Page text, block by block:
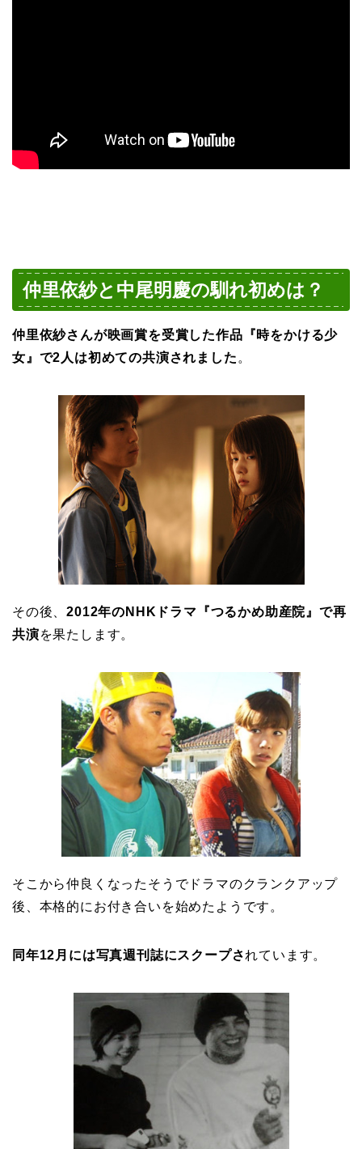
仲里依紗と中尾明慶の馴れ初めは？
仲里依紗さんが映画賞を受賞した作品『時をかける少
女』で2人は初めての共演されました 。
その後、2012年のNHKドラマ『つるかめ助産院』で再
共演を果たします。
そこから仲良くなったそうでドラマのクランクアップ
後、本格的にお付き合いを始めたようです。
同年12月には写真週刊誌にスクープされています。